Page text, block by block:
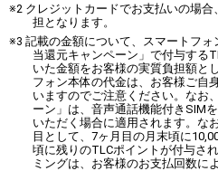
※2 クレジットカードでお支払いの場
担となります。
※3 記載の金額について、スマートフ
当還元キャンペーン」で付与する
いた金額をお客様の実質負担額と
フォン本体の代金は、お客様ご自
いますのでご注意ください。なお
ーン」は、音声通話機能付きSIM
いただく場合に適用されます。な
目として、7ヶ月目の月末頃に
頃に残りのTLCポイントが付与さ
ミングは、お客様のお支払回数に